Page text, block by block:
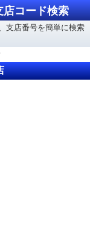
店コード検索
支店番号を簡単に検索